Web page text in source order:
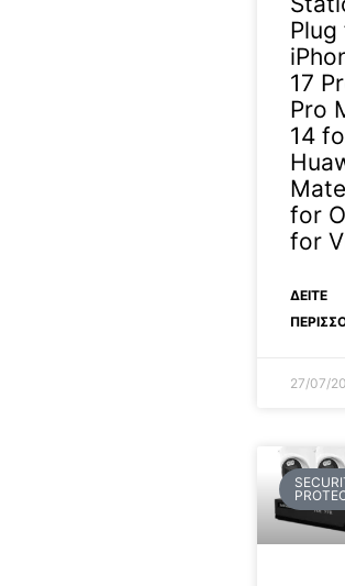
17
Pro
14
for
for
ΔΕΊΤΕ
27/07/